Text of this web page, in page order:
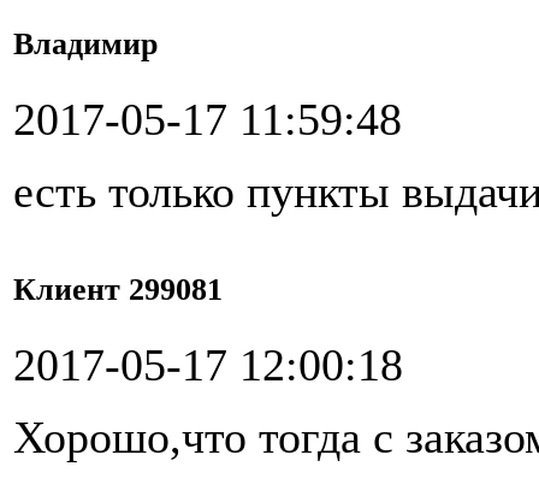
Владимир
2017-05-17 11:59:48
есть только пункты
Клиент 299081
2017-05-17 12:00:18
Хорошо,что тогда с